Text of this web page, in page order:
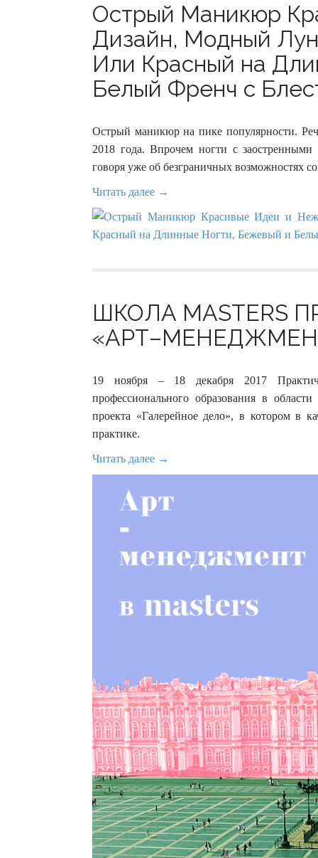
Острый Маникюр
Дизайн, Модный
Или Красный на
Белый Френч с
Острый маникюр на пике популярности.
2018 года. Впрочем ногти с
говоря уже об безграничных возможностях
Читать далее →
ШКОЛА MASTERS
19 ноября – 18 декабря 2017
профессионального образования в
проекта «Галерейное дело», в котором в
практике.
Читать далее →